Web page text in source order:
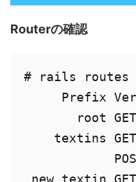
Routerの確認
# rails routes
Prefix
root
textins